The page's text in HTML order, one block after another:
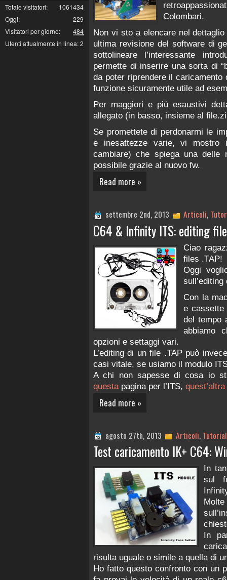
1061434
Totale visitatori:
229
Oggi:
484
Visitatori per giorno:
2
Utenti attualmente in linea:
Colombari.
Non vi sto a elencare nel
ultima revisione del software di
sottolineare l’interessante
permette di inserire una sorta di
da poter riprendere il
funzione sicuramente utile ad
Per maggiori e più esaustivi
allegato (in basso, insieme al
Se promettete di perdonarmi le
e inesattezze varie, vi mostro
cambiare) che spiega una delle
possibile grazie al nuovo fw.
Read more »
settembre 2nd, 2013 Articoli,
C64 & Infinity ITS: editing
Ciao
files .TAP!
Oggi
sull’editing
Con la
e cassette
del tempo
abbiamo
opzioni e settaggi vari.
L’editing di un file .TAP può
casi vitale, se usiamo il modulo
A chi non sapesse di cosa io
questa pagina per l’ITS, quest’altra
Read more »
agosto 27th, 2013 Articoli,
Test caricamento IK+ C64:
In
sul
In
risulta uguale o simile a quella di
Ho fatto questo confronto con un